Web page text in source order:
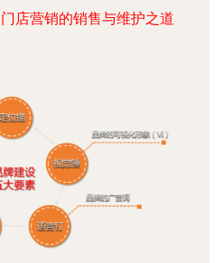
店营销的销售与维护之道